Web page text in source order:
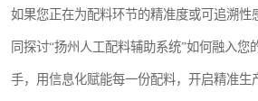
如果您正在为配料环节的精准度或可追溯性
同探讨“扬州人工配料辅助系统”如何融入您
手，用信息化赋能每一份配料，开启精准生